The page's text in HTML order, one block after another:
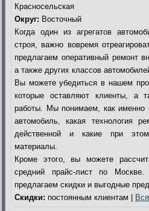
Красносельская
Округ: Восточный
Когда один из агрегатов
строя, важно вовремя
предлагаем оперативный ремонт
а также других классов
Вы можете убедиться в нашем
которые оставляют клиенты, а
работы. Мы понимаем, как именно
автомобиль, какая технология
действенной и какие при
материалы.
Кроме этого, вы можете
средний прайс-лист по
предлагаем скидки и выгодные
Скидки: постоянным клиентам |